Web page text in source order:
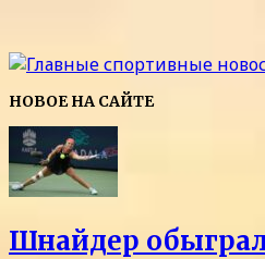
НОВОЕ НА САЙТЕ
Шнайдер